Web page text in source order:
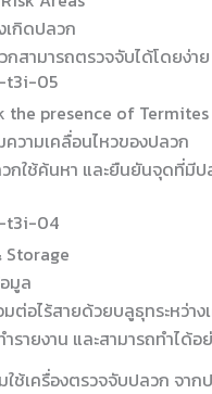
เกิดปลวก
สามารถตรวจจับได้โดยง่า
the presence of Termites
วามเคลื่อนไหวของปลวก
กใช้ค้นหา และยืนยันจุดที่มี
Storage
มูล
มต่อไร้สายด้วยบลูธุทระหว่
รายงาน และสามารถทำไ